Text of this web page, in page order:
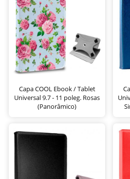
Capa COOL Ebook / Tablet
Universal 9.7 - 11 poleg. Rosas
(Panorâmico)